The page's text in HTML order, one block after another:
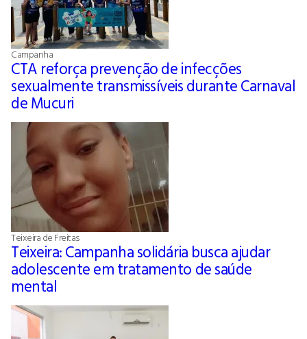
Campanha
CTA reforça prevenção de infecções
sexualmente transmissíveis durante Carnaval
de Mucuri
Teixeira de Freitas
Teixeira: Campanha solidária busca ajudar
adolescente em tratamento de saúde
mental